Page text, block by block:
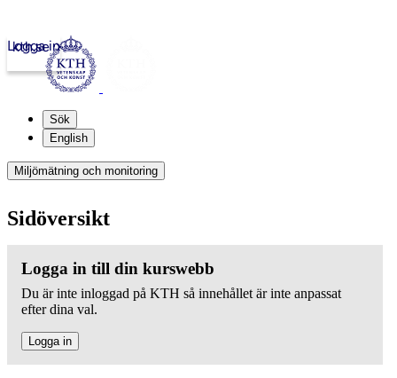
kth.se
Logga in
Sök
English
Miljömätning och monitoring
Sidöversikt
Logga in till din kurswebb
Du är inte inloggad på KTH så innehållet är inte anpassat
efter dina val.
Logga in